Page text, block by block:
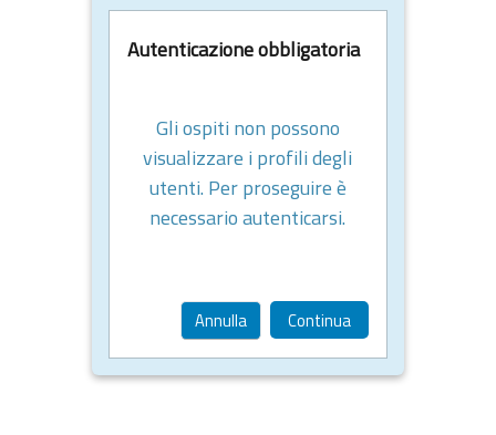
Autenticazione obbligatoria
Gli ospiti non possono
visualizzare i profili degli
utenti. Per proseguire è
necessario autenticarsi.
Annulla Continua